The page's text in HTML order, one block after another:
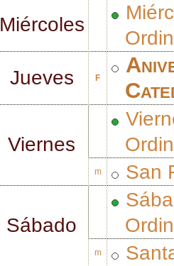
Miércoles
Jueves F
Viernes
m San
Sábado
m